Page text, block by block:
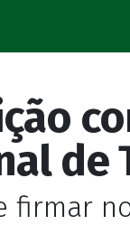
de
firmar